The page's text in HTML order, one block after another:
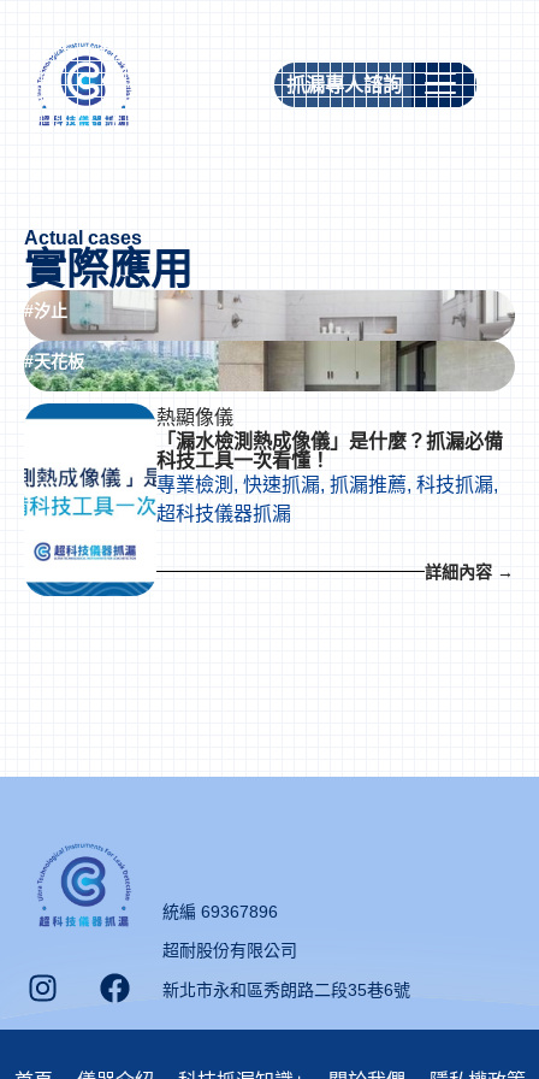
抓漏專人諮詢
Actual cases
實際應用
#汐止
#天花板
熱顯像儀
「漏水檢測熱成像儀」是什麼？抓漏必備
科技工具一次看懂！
專業檢測 , 快速抓漏, 抓漏推薦, 科技抓漏,
超科技儀器抓漏
詳細內容 →
統編 69367896
超耐股份有限公司
新北市永和區秀朗路二段35巷6號